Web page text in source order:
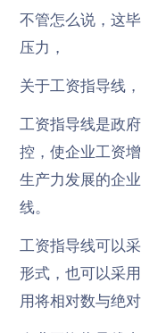
不管怎么说，这
压力，
关于工资指导线
工资指导线是政
控，使企业工资
生产力发展的企
线。
工资指导线可以
形式，也可以采
用将相对数与绝